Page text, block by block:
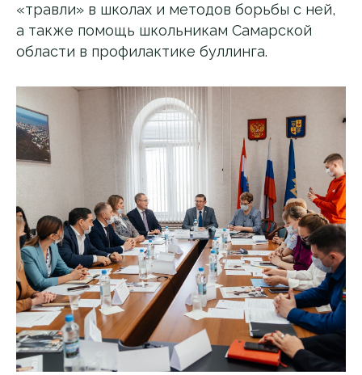
«травли» в школах и методов борьбы с ней,
а также помощь школьникам Самарской
области в профилактике буллинга.